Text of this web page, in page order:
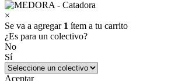
×
Se va a agregar 1 ítem a tu carrito
¿Es para un colectivo?
No
Sí
Aceptar